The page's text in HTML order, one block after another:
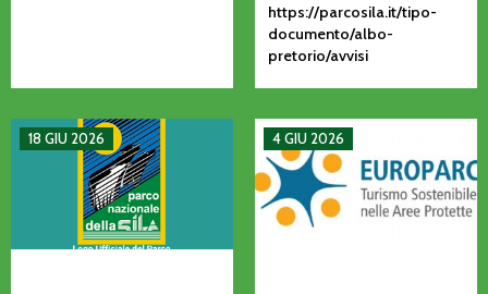
https://parcosila.it/tipo-
documento/albo-
pretorio/avvisi
18 GIU 2026
MANIFESTAZIONE DI INTERESSE PER L’AFFIDAMENTO
4 GIU 2026
La CETS come processo